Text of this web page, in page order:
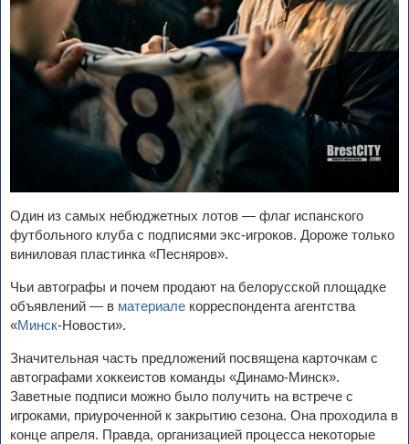
Один из самых небюджетных лотов — флаг испанского
футбольного клуба с подписями экс-игроков. Дороже только
виниловая пластинка «Песняров».
Чьи автографы и почем продают на белорусской площадке
объявлений — в материале корреспондента агентства
«Минск-Новости».
Значительная часть предложений посвящена карточкам с
автографами хоккеистов команды «Динамо-Минск».
Заветные подписи можно было получить на встрече с
игроками, приуроченной к закрытию сезона. Она проходила в
конце апреля. Правда, организацией процесса некоторые